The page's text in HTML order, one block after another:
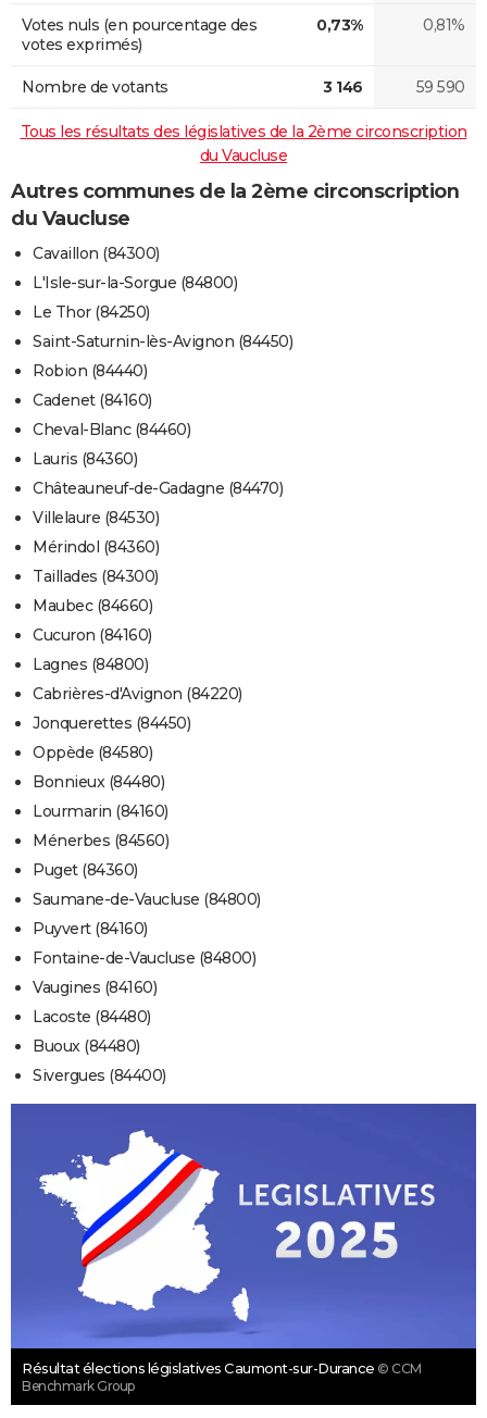
Votes nuls (en pourcentage des
votes exprimés)
0,73% 0,81%
Nombre de votants 3 146 59 590
Tous les résultats des législatives de la 2ème circonscription
du Vaucluse
Autres communes de la 2ème circonscription
du Vaucluse
Cavaillon (84300)
L'Isle-sur-la-Sorgue (84800)
Le Thor (84250)
Saint-Saturnin-lès-Avignon (84450)
Robion (84440)
Cadenet (84160)
Cheval-Blanc (84460)
Lauris (84360)
Châteauneuf-de-Gadagne (84470)
Villelaure (84530)
Mérindol (84360)
Taillades (84300)
Maubec (84660)
Cucuron (84160)
Lagnes (84800)
Cabrières-d'Avignon (84220)
Jonquerettes (84450)
Oppède (84580)
Bonnieux (84480)
Lourmarin (84160)
Ménerbes (84560)
Puget (84360)
Saumane-de-Vaucluse (84800)
Puyvert (84160)
Fontaine-de-Vaucluse (84800)
Vaugines (84160)
Lacoste (84480)
Buoux (84480)
Sivergues (84400)
Résultat élections législatives Caumont-sur-Durance © CCM
Benchmark Group